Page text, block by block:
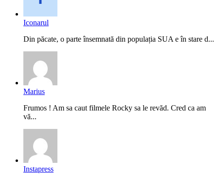
Iconarul
Din păcate, o parte însemnată din populația SUA e în stare d...
Marius
Frumos ! Am sa caut filmele Rocky sa le revăd. Cred ca am
vă...
Instapress